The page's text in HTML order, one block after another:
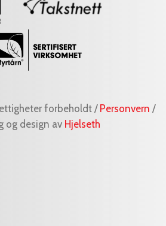
forbeholdt / Personvern /
og design av Hjelseth